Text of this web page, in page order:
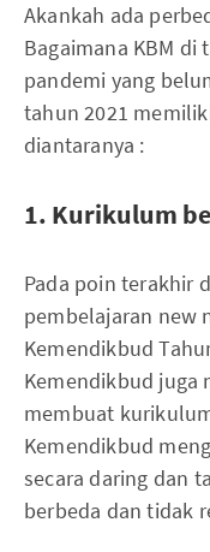
Akankah ada
Bagaimana KBM
pandemi yang
tahun 2021
diantaranya :
1. Kurikulum
Pada poin terakhir
pembelajaran new
Kemendikbud
Kemendikbud juga
membuat
Kemendikbud
secara daring dan
berbeda dan tidak